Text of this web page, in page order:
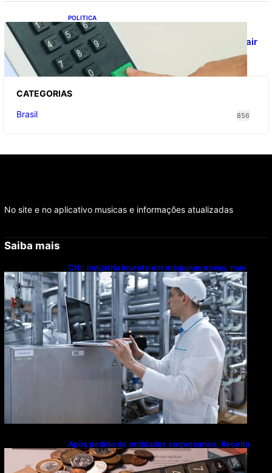
POLITICA
Viracasacas? Em 2022, 259 municípios
votaram mais em Lula no 1º turno e em Jair
no 2º
CATEGORIAS
Brasil
856
No site e no aplicativo musicas e informações atualizadas
Saiba mais
CNI: indústria investe em máquinas novas, mas
modernização tecnológica avança lentamente
Após pedido de entidades empresariais, Receita
flexibiliza regras da Reforma Tributária